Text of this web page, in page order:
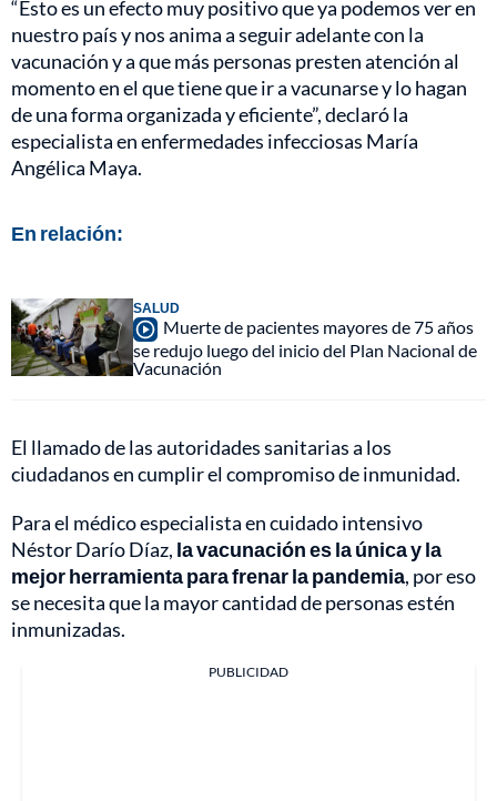
“Esto es un efecto muy positivo que ya podemos ver en
nuestro país y nos anima a seguir adelante con la
vacunación y a que más personas presten atención al
momento en el que tiene que ir a vacunarse y lo hagan
de una forma organizada y eficiente”, declaró la
especialista en enfermedades infecciosas María
Angélica Maya.
En relación:
SALUD
Muerte de pacientes mayores de 75 años
se redujo luego del inicio del Plan Nacional de
Vacunación
El llamado de las autoridades sanitarias a los
ciudadanos en cumplir el compromiso de inmunidad.
Para el médico especialista en cuidado intensivo
Néstor Darío Díaz, la vacunación es la única y la
mejor herramienta para frenar la pandemia, por eso
se necesita que la mayor cantidad de personas estén
inmunizadas.
PUBLICIDAD